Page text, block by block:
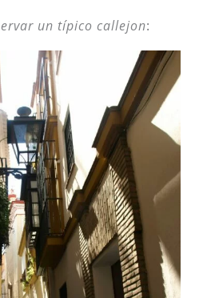
un típico callejon: